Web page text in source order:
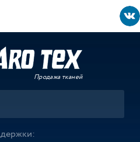
Продажа тканей